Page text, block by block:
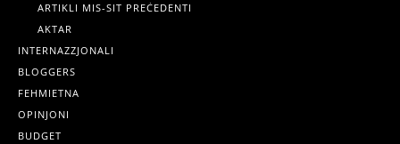
ARTIKLI MIS-SIT PREĊEDENTI
AKTAR
INTERNAZZJONALI
BLOGGERS
FEHMIETNA
OPINJONI
BUDGET